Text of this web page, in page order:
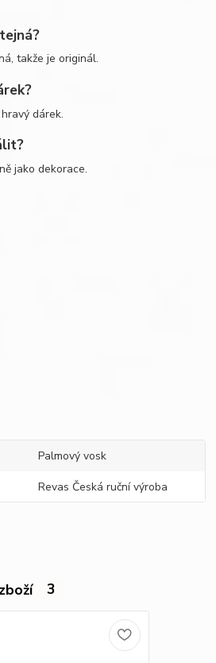
takže je originál.
dárek.
jako dekorace.
Palmový vosk
Revas Česká ruční výroba
3